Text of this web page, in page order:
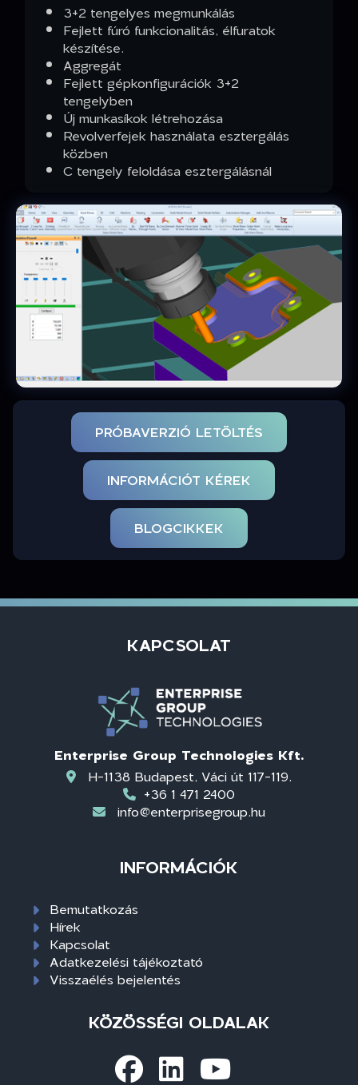
3+2 tengelyes megmunkálás
Fejlett fúró funkcionalitás, élfuratok
készítése.
Aggregát
Fejlett gépkonfigurációk 3+2
tengelyben
Új munkasíkok létrehozása
Revolverfejek használata esztergálás
közben
C tengely feloldása esztergálásnál
PRÓBAVERZIÓ LETÖLTÉS
INFORMÁCIÓT KÉREK
BLOGCIKKEK
KAPCSOLAT
Enterprise Group Technologies Kft.
H-1138 Budapest, Váci út 117-119.
+36 1 471 2400
info@enterprisegroup.hu
INFORMÁCIÓK
Bemutatkozás
Hírek
Kapcsolat
Adatkezelési tájékoztató
Visszaélés bejelentés
KÖZÖSSÉGI OLDALAK